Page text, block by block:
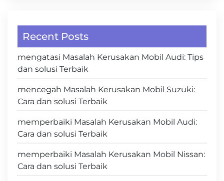
Recent Posts
mengatasi Masalah Kerusakan Mobil Audi: Tips
dan solusi Terbaik
mencegah Masalah Kerusakan Mobil Suzuki:
Cara dan solusi Terbaik
memperbaiki Masalah Kerusakan Mobil Audi:
Cara dan solusi Terbaik
memperbaiki Masalah Kerusakan Mobil Nissan:
Cara dan solusi Terbaik